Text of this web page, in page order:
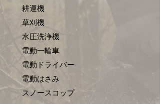
耕運機
草刈機
水圧洗浄機
電動一輪車
電動ドライバー
電動はさみ
​スノースコップ